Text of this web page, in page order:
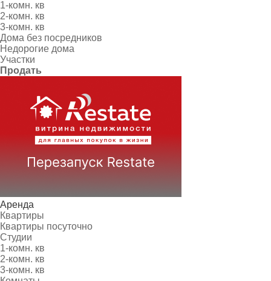
1-комн. кв
2-комн. кв
3-комн. кв
Дома без посредников
Недорогие дома
Участки
Продать
Аренда
Квартиры
Квартиры посуточно
Студии
1-комн. кв
2-комн. кв
3-комн. кв